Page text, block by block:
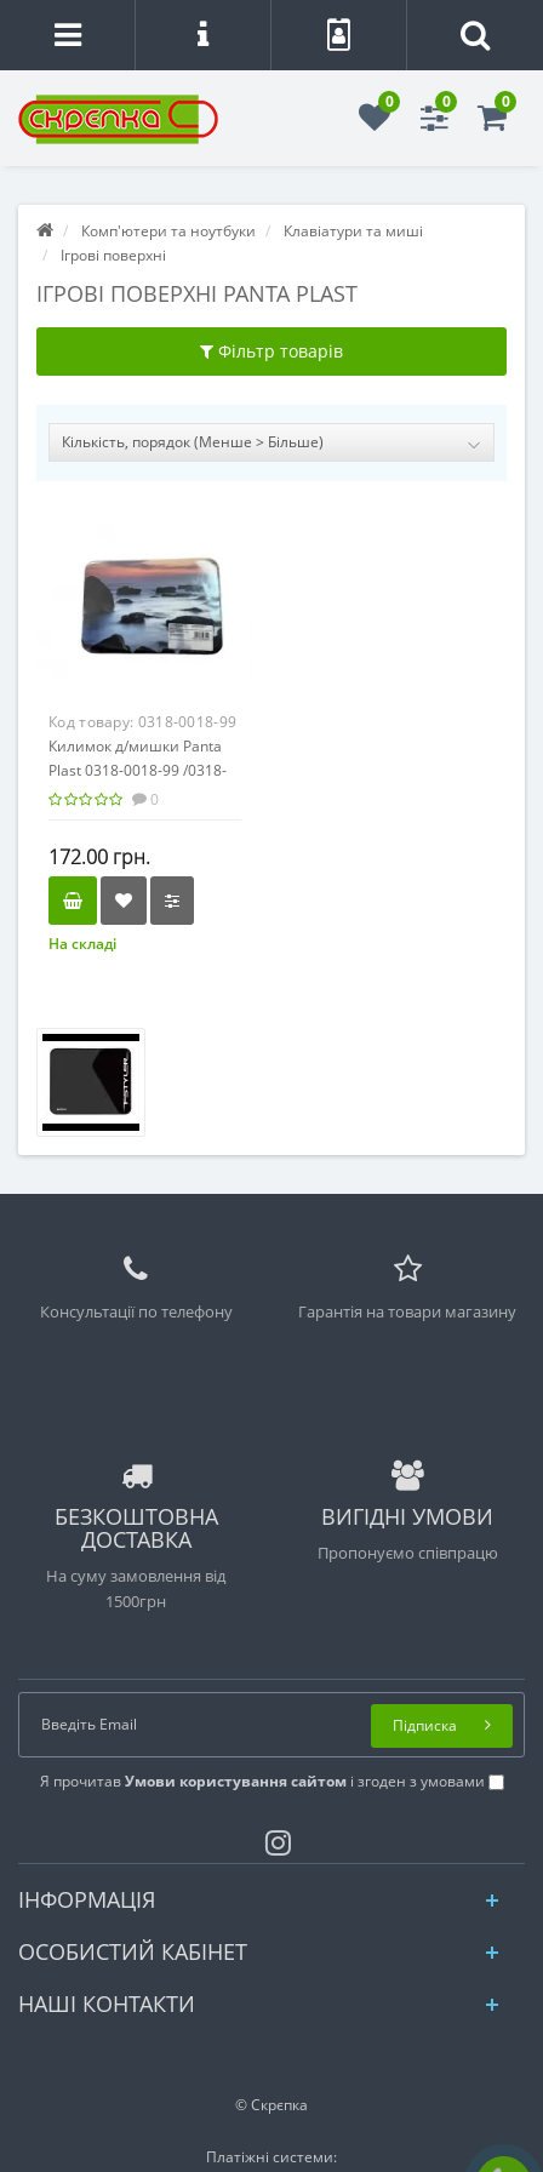
0 0 0
Комп'ютери та ноутбуки
Клавіатури та миші
Ігрові поверхні
ІГРОВІ ПОВЕРХНІ PANTA PLAST
Фільтр товарів
Код товару: 0318-0018-99
Килимок д/мишки Panta
Plast 0318-0018-99 /0318-
0018-99/
0
172.00 грн.
На складі
Консультації по телефону Гарантія на товари магазину
БЕЗКОШТОВНА
ДОСТАВКА
На суму замовлення від
1500грн
ВИГІДНІ УМОВИ
Пропонуємо співпрацю
Я прочитавУмови користування сайтомі згоден з умовами
Підписка
ІНФОРМАЦІЯ
ОСОБИСТИЙ КАБІНЕТ
НАШІ КОНТАКТИ
© Скрєпка
Платіжні системи: